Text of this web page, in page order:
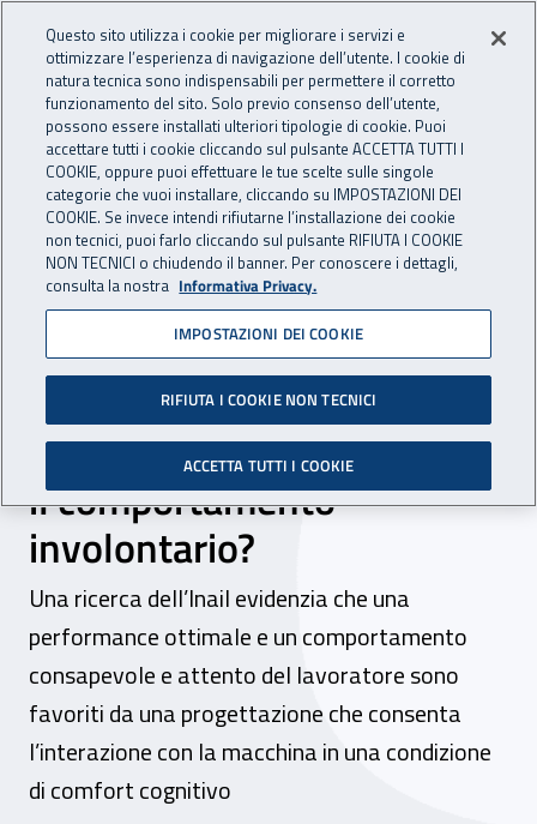
INAIL - Istituto Nazionale
Apri cerca
Navigazione principale
Navigazione - Ti trovi in:
Home Inail comunica News
23 ottobre 2024
Interazione uomo-
macchina: è possibile
prevedere l’uso scorretto o
il comportamento
involontario?
Una ricerca dell’Inail evidenzia che una
performance ottimale e un comportamento
consapevole e attento del lavoratore sono
favoriti da una progettazione che consenta
l’interazione con la macchina in una condizione
di comfort cognitivo
Questo sito utilizza i cookie per migliorare i servizi e
ottimizzare l’esperienza di navigazione dell’utente. I cookie di
natura tecnica sono indispensabili per permettere il corretto
funzionamento del sito. Solo previo consenso dell’utente,
possono essere installati ulteriori tipologie di cookie. Puoi
accettare tutti i cookie cliccando sul pulsante ACCETTA TUTTI I
COOKIE, oppure puoi effettuare le tue scelte sulle singole
categorie che vuoi installare, cliccando su IMPOSTAZIONI DEI
COOKIE. Se invece intendi rifiutarne l’installazione dei cookie
non tecnici, puoi farlo cliccando sul pulsante RIFIUTA I COOKIE
NON TECNICI o chiudendo il banner. Per conoscere i dettagli,
consulta la nostra Informativa Privacy.
IMPOSTAZIONI DEI COOKIE
RIFIUTA I COOKIE NON TECNICI
ACCETTA TUTTI I COOKIE